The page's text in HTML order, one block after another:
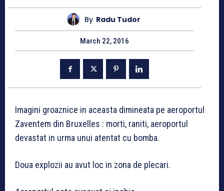
By Radu Tudor
March 22, 2016
Imagini groaznice in aceasta dimineata pe aeroportul
Zaventem din Bruxelles : morti, raniti, aeroportul
devastat in urma unui atentat cu bomba.
Doua explozii au avut loc in zona de plecari.